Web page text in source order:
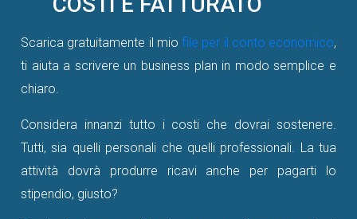
Scarica gratuitamente il mio file per il conto economico,
ti aiuta a scrivere un business plan in modo semplice e
chiaro.
Considera innanzi tutto i costi che dovrai sostenere.
Tutti, sia quelli personali che quelli professionali. La tua
attività dovrà produrre ricavi anche per pagarti lo
stipendio, giusto?